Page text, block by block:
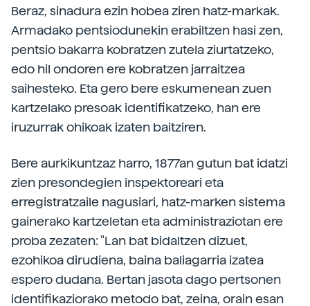
Beraz, sinadura ezin hobea ziren hatz-markak.
Armadako pentsiodunekin erabiltzen hasi zen,
pentsio bakarra kobratzen zutela ziurtatzeko,
edo hil ondoren ere kobratzen jarraitzea
saihesteko. Eta gero bere eskumenean zuen
kartzelako presoak identifikatzeko, han ere
iruzurrak ohikoak izaten baitziren.
Bere aurkikuntzaz harro, 1877an gutun bat idatzi
zien presondegien inspektoreari eta
erregistratzaile nagusiari, hatz-marken sistema
gainerako kartzeletan eta administraziotan ere
proba zezaten: "Lan bat bidaltzen dizuet,
ezohikoa dirudiena, baina baliagarria izatea
espero dudana. Bertan jasota dago pertsonen
identifikaziorako metodo bat, zeina, orain esan